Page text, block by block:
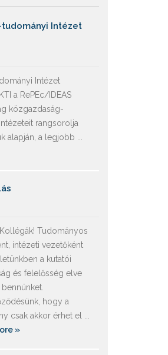
tudományi Intézet
Intézet
a RePEc/IDEAS
közgazdaság-
rangsorolja
alapján, a legjobb ...
Tudományos
intézeti vezetőként
a kutatói
és felelősség elve
hogy a
csak akkor érhet el ...
»